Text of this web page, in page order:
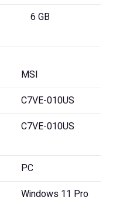
‎6 GB
‎MSI
‎C7VE-010US
‎C7VE-010US
‎PC